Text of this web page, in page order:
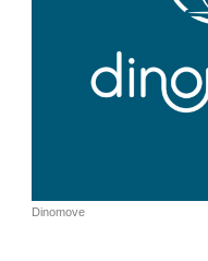
Dinomove